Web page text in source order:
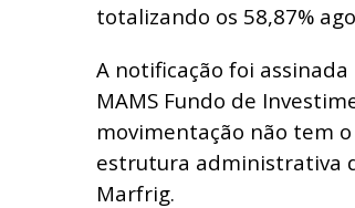
totalizando os 58,87%
A notificação foi
MAMS Fundo de
movimentação não tem
estrutura administrativa
Marfrig.